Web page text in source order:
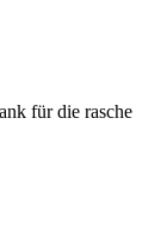
für die rasche